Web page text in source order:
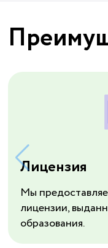
Лицензия
Мы
лицензии,
образования.